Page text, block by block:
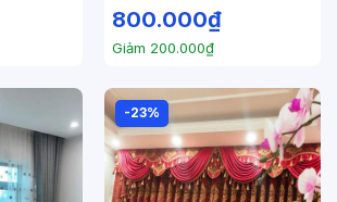
800.000₫
Giảm 200.000₫
-23%